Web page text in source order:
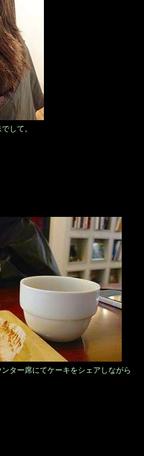
して。
ター席にてケーキをシェアしながら